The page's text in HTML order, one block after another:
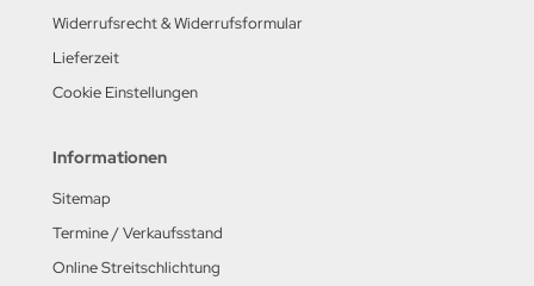
Widerrufsrecht & Widerrufsformular
Lieferzeit
Cookie Einstellungen
Informationen
Sitemap
Termine / Verkaufsstand
Online Streitschlichtung